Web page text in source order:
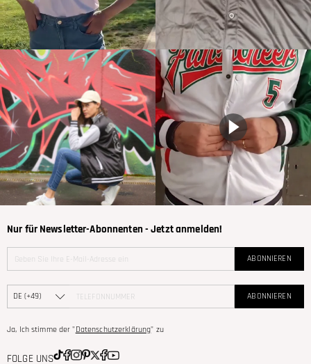
Nur für Newsletter-Abonnenten - Jetzt anmelden!
ABONNIEREN
ABONNIEREN
Ja, Ich stimme der "Datenschutzerklärung" zu
FOLGE UNS